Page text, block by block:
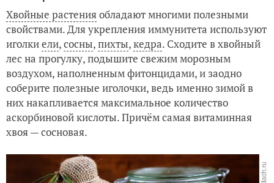
Хвойные растенияобладают многими полезными
свойствами. Для укрепления иммунитета используют
иголкиели,сосны,пихты,кедра. Сходите в хвойный
лес на прогулку, подышите свежим морозным
воздухом, наполненным фитонцидами, и заодно
соберите полезные иголочки, ведь именно зимой в
них накапливается максимальное количество
аскорбиновой кислоты. Причём самая витаминная
хвоя — сосновая.